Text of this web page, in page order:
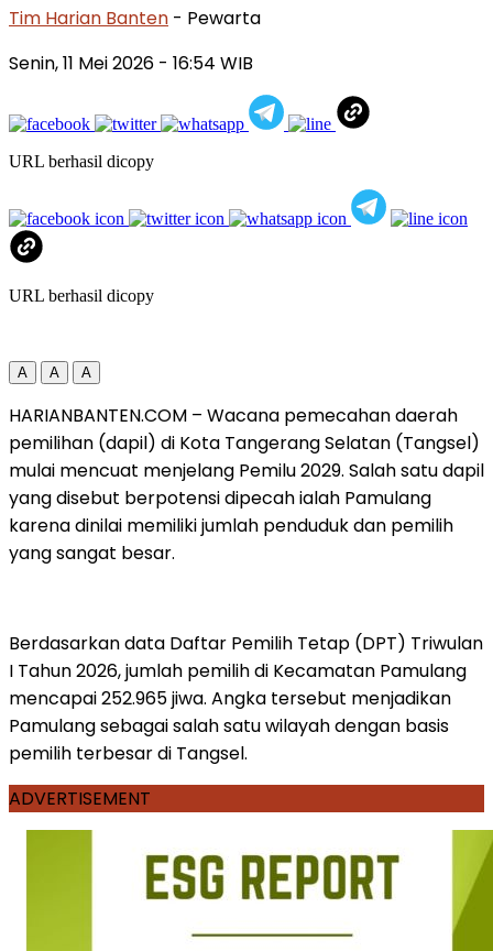
Tim Harian Banten - Pewarta
Senin, 11 Mei 2026 - 16:54 WIB
URL berhasil dicopy
URL berhasil dicopy
A A A
HARIANBANTEN.COM – Wacana pemecahan daerah
pemilihan (dapil) di Kota Tangerang Selatan (Tangsel)
mulai mencuat menjelang Pemilu 2029. Salah satu dapil
yang disebut berpotensi dipecah ialah Pamulang
karena dinilai memiliki jumlah penduduk dan pemilih
yang sangat besar.
Berdasarkan data Daftar Pemilih Tetap (DPT) Triwulan
I Tahun 2026, jumlah pemilih di Kecamatan Pamulang
mencapai 252.965 jiwa. Angka tersebut menjadikan
Pamulang sebagai salah satu wilayah dengan basis
pemilih terbesar di Tangsel.
ADVERTISEMENT